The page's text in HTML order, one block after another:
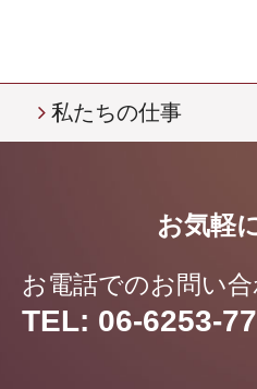
私たちの仕事
お気軽
お電話でのお問い
TEL: 06-6253-